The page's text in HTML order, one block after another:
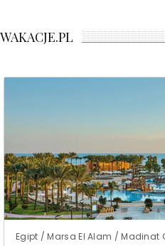
WAKACJE.PL
Egipt / Marsa El Alam / Madinat